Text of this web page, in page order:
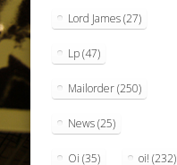
Lord James(27)
Lp(47)
Mailorder(250)
News(25)
Oi (35) oi! (232)